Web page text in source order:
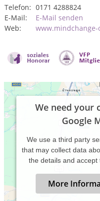
Telefon: 0171 4288824
E-Mail:
E-Mail senden
Web:
We need your
Google
We use a third party
that may collect data
the details and accept
More